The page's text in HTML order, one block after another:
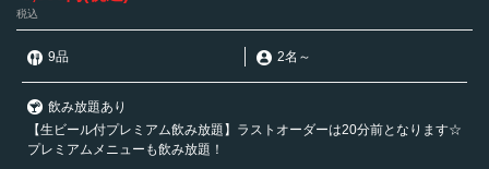
税込
9品 2名 ～
飲み放題あり
【生ビール付プレミアム飲み放題】ラストオーダーは20分前となります☆
プレミアムメニューも飲み放題！